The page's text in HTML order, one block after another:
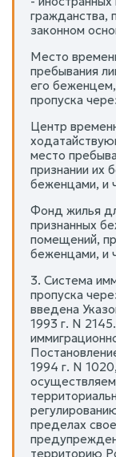
гражданства,
законном
Место
пребывания
его беженцем,
пропуска
Центр
место
признании их
беженцами, и
Фонд жилья
признанных
помещений,
беженцами, и
3. Система
пропуска
введена
1993 г. N
1994 г. N
пределах
территорию